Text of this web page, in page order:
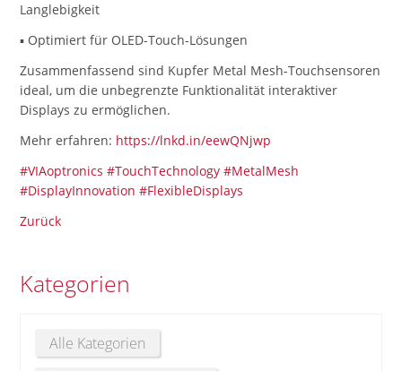
Langlebigkeit
▪️ Optimiert für OLED-Touch-Lösungen
Zusammenfassend sind Kupfer Metal Mesh-Touchsensoren
ideal, um die unbegrenzte Funktionalität interaktiver
Displays zu ermöglichen.
Mehr erfahren: https://lnkd.in/eewQNjwp
#VIAoptronics #TouchTechnology #MetalMesh
#DisplayInnovation #FlexibleDisplays
Zurück
Kategorien
Alle Kategorien